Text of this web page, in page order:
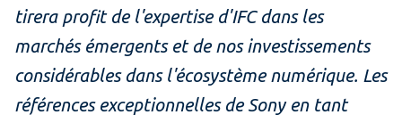
tirera profit de l'expertise d'IFC dans les
marchés émergents et de nos investissements
considérables dans l'écosystème numérique. Les
références exceptionnelles de Sony en tant